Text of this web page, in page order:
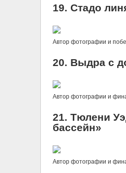
19. Стадо
Автор фотографии и
20. Выдра с
Автор фотографии и
21. Тюлени
бассейн»
Автор фотографии и